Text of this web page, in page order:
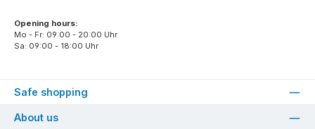
Safe shopping
Opening hours:
Mo - Fr: 09:00 - 20:00 Uhr
Sa: 09:00 - 18:00 Uhr
About us